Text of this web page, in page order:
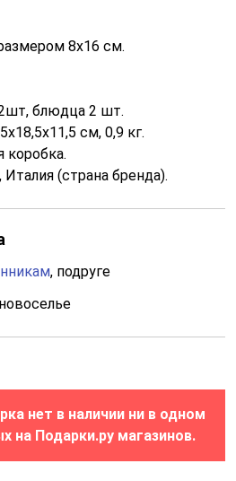
8х16 см.
блюдца 2 шт.
см, 0,9 кг.
коробка.
(страна бренда).
, подруге
нет в наличии ни в одном
на Подарки.ру магазинов.